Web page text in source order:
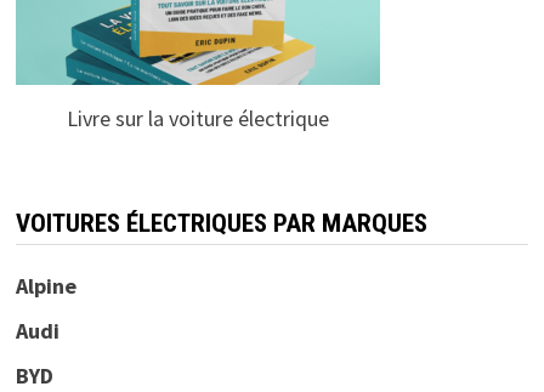
Livre sur la voiture électrique
VOITURES ÉLECTRIQUES PAR MARQUES
Alpine
Audi
BYD